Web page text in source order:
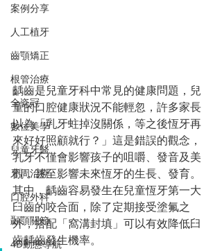
案例分享
人工植牙
齒顎矯正
根管治療
全瓷冠
數位美學
兒童牙醫
牙周治療
口腔外科
顳顎關節
4D動態導航
齲齒是兒童牙科中常見的健康問題，兒
童的口腔健康狀況不能輕忽，許多家長
以為「乳牙蛀掉沒關係，等之後恆牙再
來好好照顧就行？」這是錯誤的觀念，
乳牙不僅會影響孩子的咀嚼、發音及美
觀，甚至影響未來恆牙的生長、發育。
其中，齲齒容易發生在兒童恆牙第一大
臼齒的咬合面，除了定期接受塗氟之
外，搭配「窩溝封填」可以有效降低臼
齒齲齒發生機率。